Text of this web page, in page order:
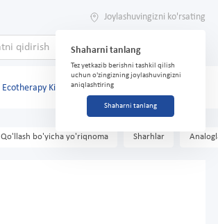
Joylashuvingizni ko'rsating
Shaharni tanlang
Tez yetkazib berishni tashkil qilish
uchun o'zingizning joylashuvingizni
aniqlashtiring
Shaharni tanlang
Ecotherapy Kids romashka shampuni, 250 ml
Qo'llash bo'yicha yo'riqnoma Sharhlar